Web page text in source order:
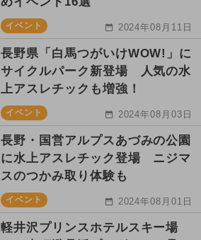
イベント 2024年08月11日
長野県「白馬つがいけWOW!」に
サイクルパーク新登場 人気の水
上アスレチックも増強！
イベント 2024年08月03日
長野・国営アルプスあづみの公園
に水上アスレチック登場 ニジマ
スのつかみ取り体験も
イベント 2024年08月01日
軽井沢プリンスホテルスキー場